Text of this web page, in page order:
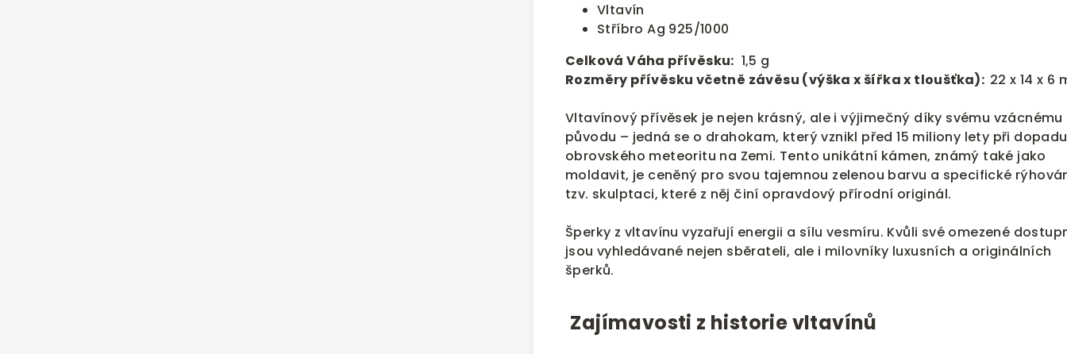
Vltavín
Stříbro Ag 925/1000
Celková Váha přívěsku: 1,5 g
Rozměry přívěsku včetně závěsu (výška x šířka x tloušťka): 22 x 14 x 6
Vltavínový přívěsek je nejen krásný, ale i výjimečný díky svému vzácnému
původu – jedná se o drahokam, který vznikl před 15 miliony lety při dopadu
obrovského meteoritu na Zemi. Tento unikátní kámen, známý také jako
moldavit, je ceněný pro svou tajemnou zelenou barvu a specifické
tzv. skulptaci, které z něj činí opravdový přírodní originál.
Šperky z vltavínu vyzařují energii a sílu vesmíru. Kvůli své omezené
jsou vyhledávané nejen sběrateli, ale i milovníky luxusních a originálních
šperků.
Zajímavosti z historie vltavínů